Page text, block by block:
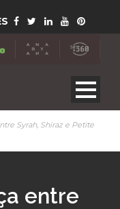
Syrah, Shiraz e Petite
entre